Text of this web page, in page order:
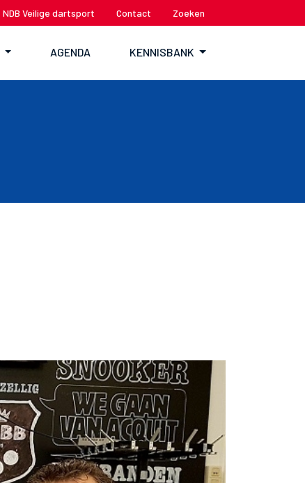
NDB Veilige dartsport Contact Zoeken
AGENDA KENNISBANK